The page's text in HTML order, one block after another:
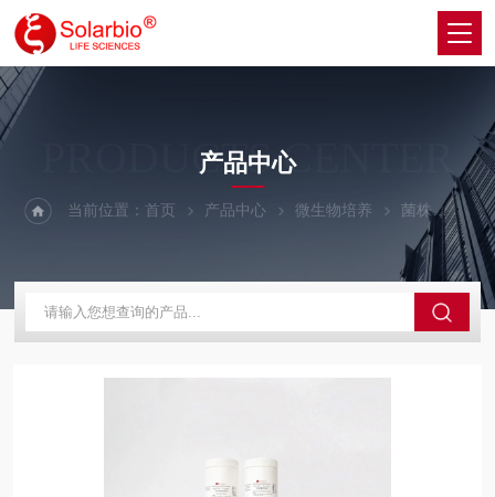
PRODUCTS CENTER
产品中心
当前位置：首页 产品中心 微生物培养 菌株